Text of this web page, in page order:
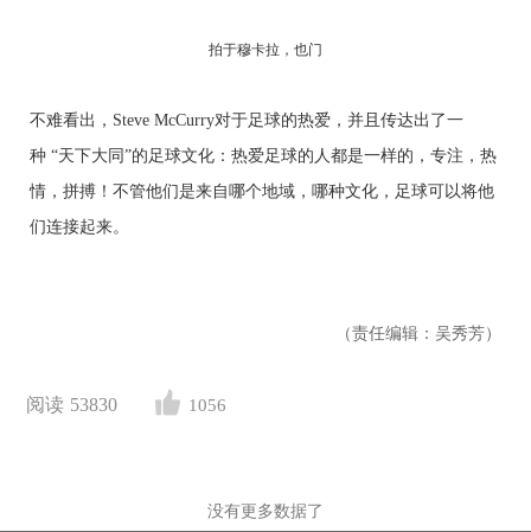
拍于穆卡拉，也门
不难看出，Steve McCurry对于足球的热爱，并且传达出了一
种 “天下大同”的足球文化：热爱足球的人都是一样的，专注，热
情，拼搏！不管他们是来自哪个地域，哪种文化，足球可以将他
们连接起来。
（责任编辑：吴秀芳）
阅读 53830 1056
没有更多数据了